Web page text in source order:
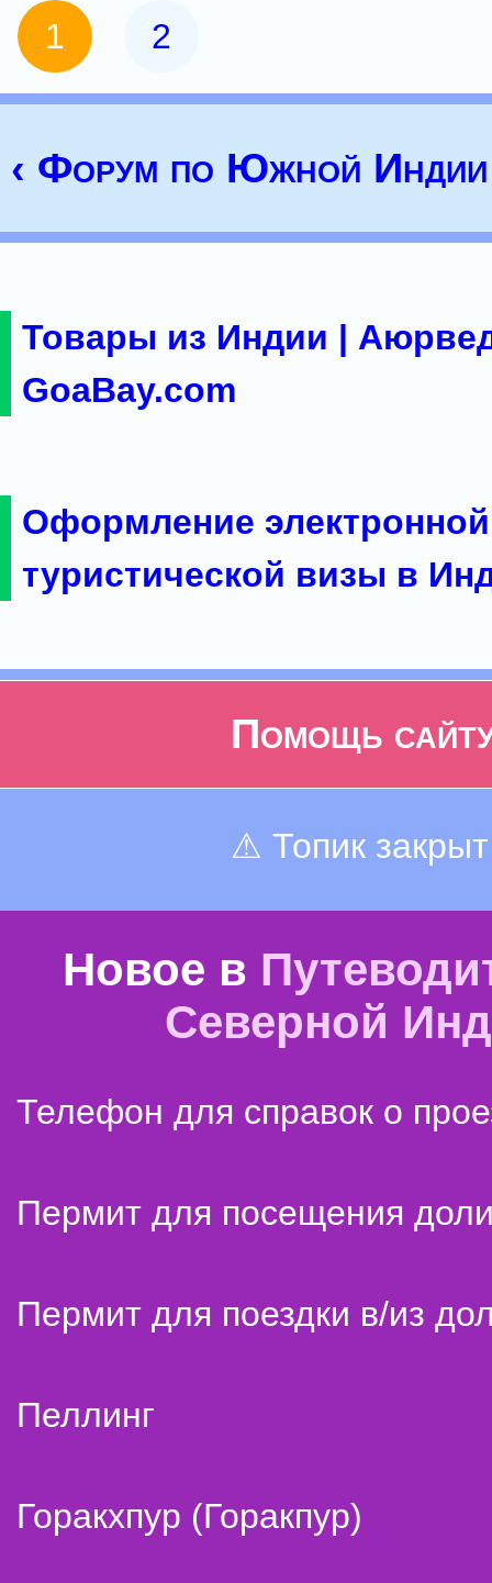
1 2
‹ Форум по Южной
Товары из Индии |
GoaBay.com
Оформление электронной
туристической визы в
Помощь
⚠ Топик закрыт
Новое в
Северной
Телефон для справок о
Пермит для посещения
Пермит для поездки в/из
Пеллинг
Горакхпур (Горакпур)